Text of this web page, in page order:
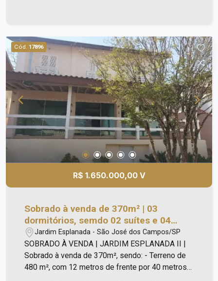
Cód. 17896
R$ 1.650.000,00 V
Sobrado à venda de 370m² | 03
dormitórios, semdo 02 suítes e 04
vagas de garagem | Jardim Esplanada
II | São José dos Campos |
Jardim Esplanada - São José dos Campos/SP
SOBRADO À VENDA | JARDIM ESPLANADA II |
Sobrado à venda de 370m², sendo: - Terreno de
480 m², com 12 metros de frente por 40 metros